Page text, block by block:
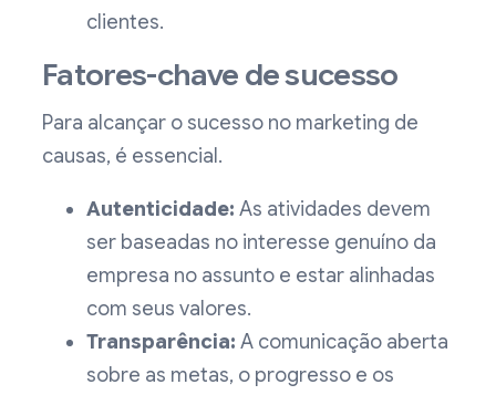
clientes.
Fatores-chave de sucesso
Para alcançar o sucesso no marketing de
causas, é essencial.
Autenticidade: As atividades devem
ser baseadas no interesse genuíno da
empresa no assunto e estar alinhadas
com seus valores.
Transparência: A comunicação aberta
sobre as metas, o progresso e os